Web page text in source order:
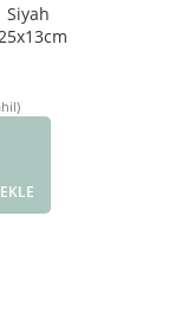
Siyah